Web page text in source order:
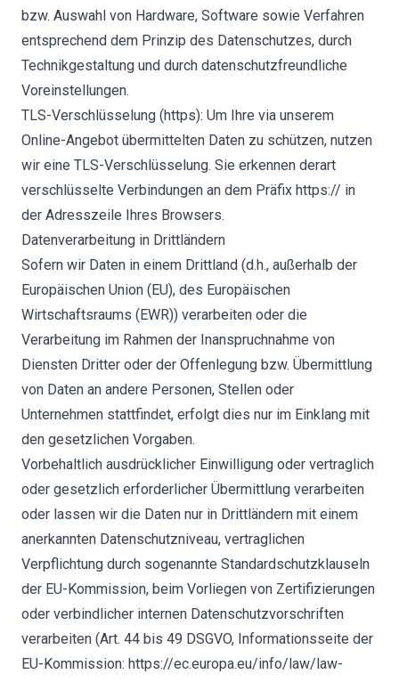
bzw. Auswahl von Hardware, Software sowie Verfahren
entsprechend dem Prinzip des Datenschutzes, durch
Technikgestaltung und durch datenschutzfreundliche
Voreinstellungen.
TLS-Verschlüsselung (https): Um Ihre via unserem
Online-Angebot übermittelten Daten zu schützen, nutzen
wir eine TLS-Verschlüsselung. Sie erkennen derart
verschlüsselte Verbindungen an dem Präfix https:// in
der Adresszeile Ihres Browsers.
Datenverarbeitung in Drittländern
Sofern wir Daten in einem Drittland (d.h., außerhalb der
Europäischen Union (EU), des Europäischen
Wirtschaftsraums (EWR)) verarbeiten oder die
Verarbeitung im Rahmen der Inanspruchnahme von
Diensten Dritter oder der Offenlegung bzw. Übermittlung
von Daten an andere Personen, Stellen oder
Unternehmen stattfindet, erfolgt dies nur im Einklang mit
den gesetzlichen Vorgaben.
Vorbehaltlich ausdrücklicher Einwilligung oder vertraglich
oder gesetzlich erforderlicher Übermittlung verarbeiten
oder lassen wir die Daten nur in Drittländern mit einem
anerkannten Datenschutzniveau, vertraglichen
Verpflichtung durch sogenannte Standardschutzklauseln
der EU-Kommission, beim Vorliegen von Zertifizierungen
oder verbindlicher internen Datenschutzvorschriften
verarbeiten (Art. 44 bis 49 DSGVO, Informationsseite der
EU-Kommission: https://ec.europa.eu/info/law/law-